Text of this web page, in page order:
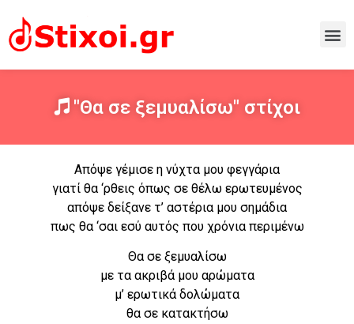
"Θα σε ξεμυαλίσω" στίχοι
Απόψε γέμισε η νύχτα μου φεγγάρια
γιατί θα ‘ρθεις όπως σε θέλω ερωτευμένος
απόψε δείξανε τ’ αστέρια μου σημάδια
πως θα ‘σαι εσύ αυτός που χρόνια περιμένω
Θα σε ξεμυαλίσω
με τα ακριβά μου αρώματα
μ’ ερωτικά δολώματα
θα σε κατακτήσω